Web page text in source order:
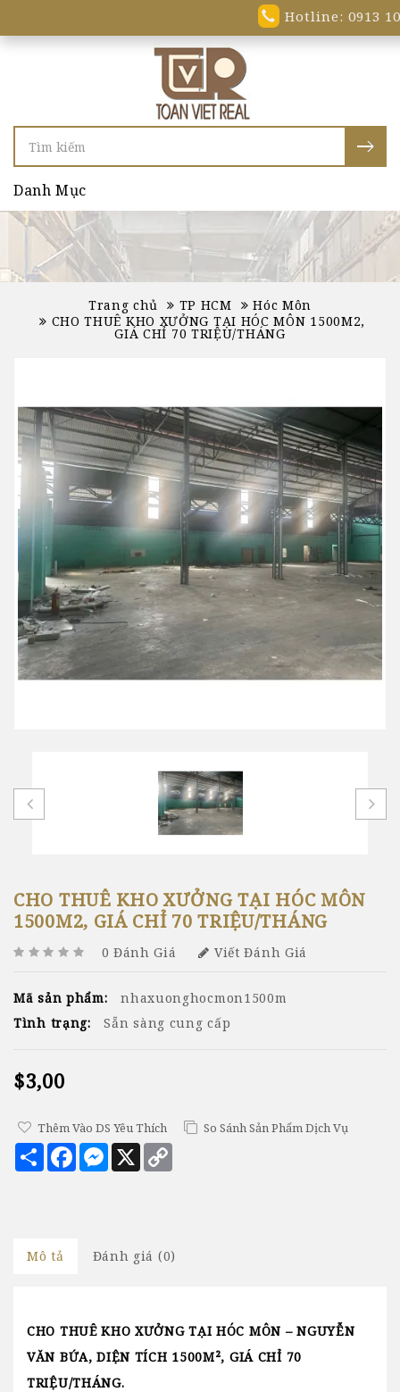
Hotline: 0913
Danh Mục
Trang chủ TP HCM
Hóc Môn
CHO THUÊ KHO XƯỞNG TẠI HÓC MÔN 1500M2,
GIÁ CHỈ 70 TRIỆU/THÁNG
CHO THUÊ KHO XƯỞNG TẠI HÓC MÔN
1500M2, GIÁ CHỈ 70 TRIỆU/THÁNG
0 Đánh Giá Viết Đánh Giá
Mã sản phẩm:
nhaxuonghocmon1500m
Tình trạng:
Sẵn sàng cung cấp
$3,00
Thêm Vào DS Yêu Thích So Sánh Sản Phẩm Dịch Vụ
Chia
sẻ
FacebookMessenger
X
Mô tả Đánh giá (0)
CHO THUÊ KHO XƯỞNG TẠI HÓC MÔN – NGUYỄN
VĂN BỨA, DIỆN TÍCH 1500M², GIÁ CHỈ 70
TRIỆU/THÁNG.